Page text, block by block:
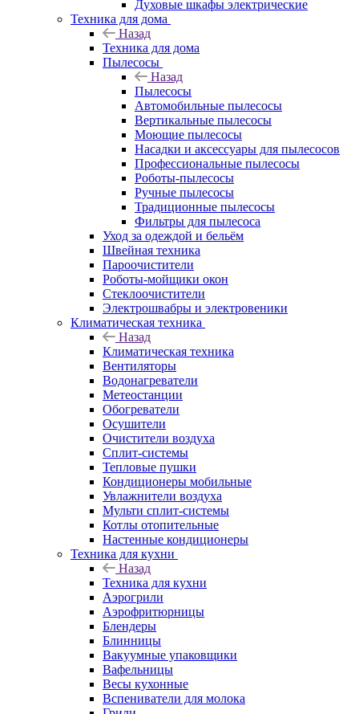
Духовые шкафы электрические
Техника для дома
Назад
Техника для дома
Пылесосы
Назад
Пылесосы
Автомобильные пылесосы
Вертикальные пылесосы
Моющие пылесосы
Насадки и аксессуары для пылесосов
Профессиональные пылесосы
Роботы-пылесосы
Ручные пылесосы
Традиционные пылесосы
Фильтры для пылесоса
Уход за одеждой и бельём
Швейная техника
Пароочистители
Роботы-мойщики окон
Стеклоочистители
Электрошвабры и электровеники
Климатическая техника
Назад
Климатическая техника
Вентиляторы
Водонагреватели
Метеостанции
Обогреватели
Осушители
Очистители воздуха
Сплит-системы
Тепловые пушки
Кондиционеры мобильные
Увлажнители воздуха
Мульти сплит-системы
Котлы отопительные
Настенные кондиционеры
Техника для кухни
Назад
Техника для кухни
Аэрогрили
Аэрофритюрницы
Блендеры
Блинницы
Вакуумные упаковщики
Вафельницы
Весы кухонные
Вспениватели для молока